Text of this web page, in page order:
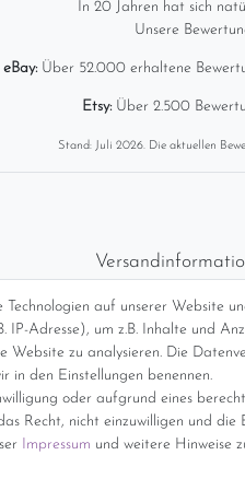
In 20 Jahren hat sich
Unsere
eBay:Über 52.000 erhaltene
Etsy:Über 2.500
Stand: Juli 2026. Die aktuellen
Technologien auf unserer Website
IP-Adresse), um z.B. Inhalte und
Website zu analysieren. Die
in den Einstellungen benennen.
oder aufgrund eines
Recht, nicht einzuwilligen und
Impressum und weitere Hinweise
kostenfreie
Übersicht
(Dieser Artikel unterliegt